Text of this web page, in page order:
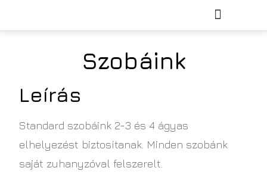
Szobáink
Leírás
Standard szobáink 2-3 és 4 ágyas
elhelyezést biztosítanak. Minden szobánk
saját zuhanyzóval felszerelt.